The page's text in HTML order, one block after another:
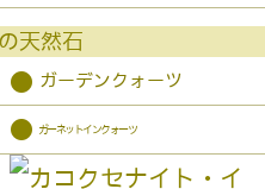
天然石
● ガーデンクォーツ
● ガーネットインクォーツ